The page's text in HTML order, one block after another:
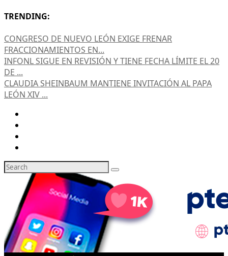
TRENDING:
CONGRESO DE NUEVO LEÓN EXIGE FRENAR
FRACCIONAMIENTOS EN...
INFONL SIGUE EN REVISIÓN Y TIENE FECHA LÍMITE EL 20
DE ...
CLAUDIA SHEINBAUM MANTIENE INVITACIÓN AL PAPA
LEÓN XIV ...